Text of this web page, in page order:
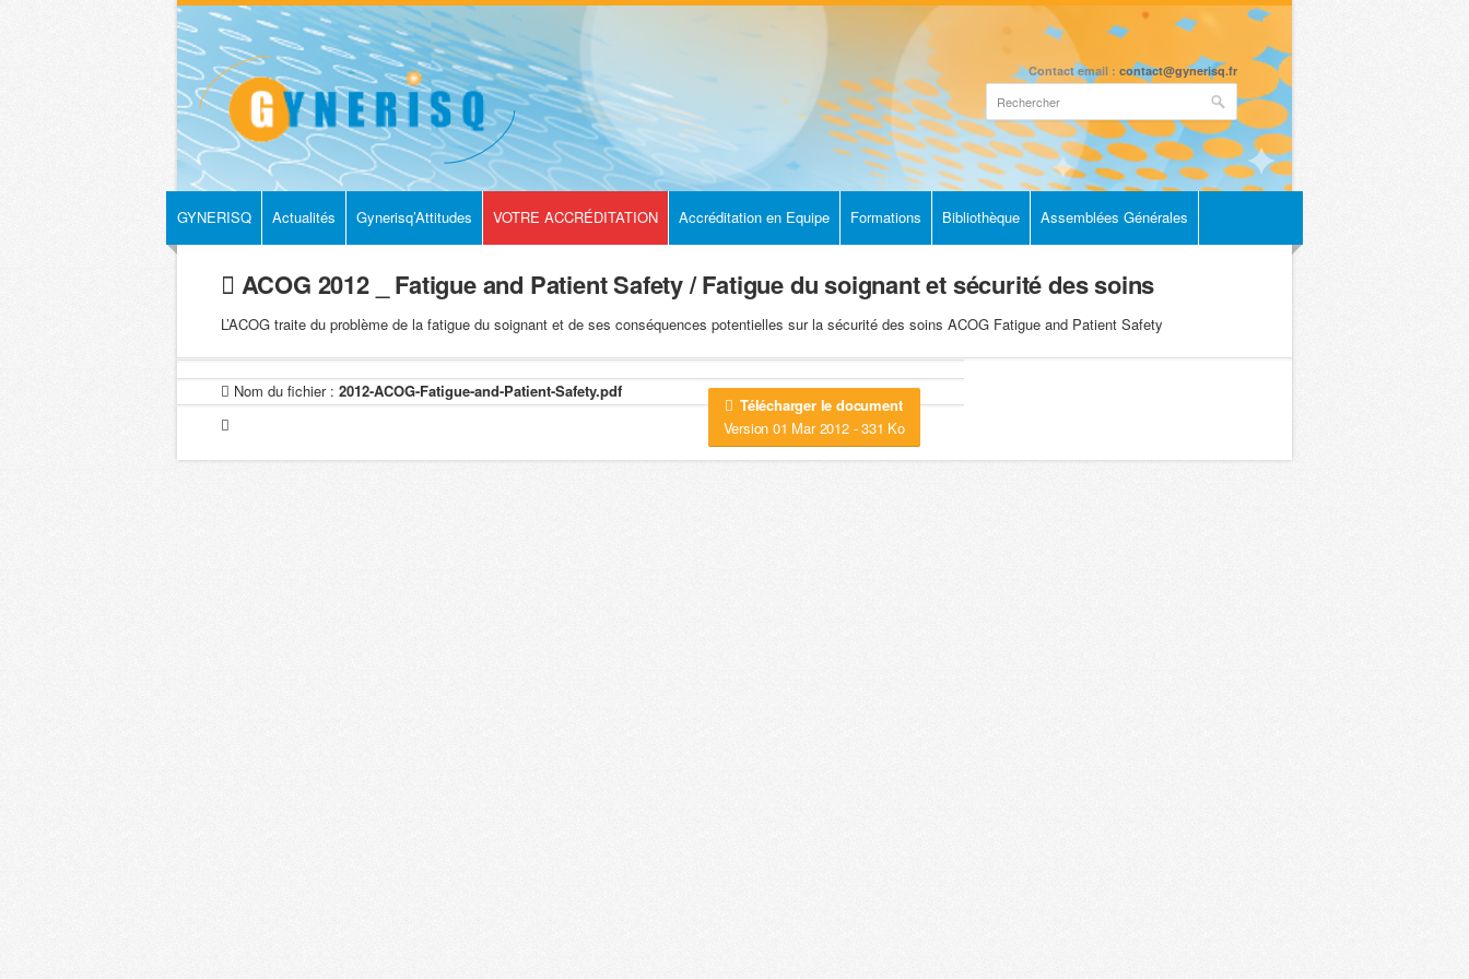
Contact email : contact@gynerisq.fr
GYNERISQ Actualités Gynerisq’Attitudes VOTRE ACCRÉDITATION Accréditation en Equipe Formations Bibliothèque Assemblées Générales
ACOG 2012 _ Fatigue and Patient Safety / Fatigue du soignant et sécurité des soins
L’ACOG traite du problème de la fatigue du soignant et de ses conséquences potentielles sur la sécurité des soins ACOG Fatigue and Patient Safety
Télécharger le document
Version 01 Mar 2012 - 331 Ko
Nom du fichier : 2012-ACOG-Fatigue-and-Patient-Safety.pdf